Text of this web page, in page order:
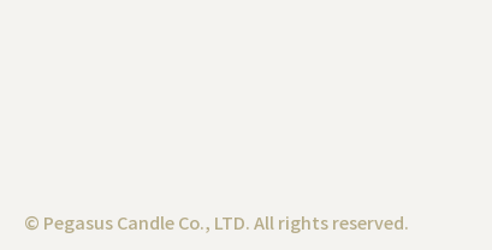
© Pegasus Candle Co., LTD. All rights reserved.